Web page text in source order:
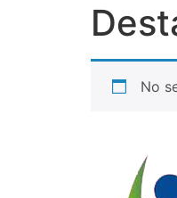
No